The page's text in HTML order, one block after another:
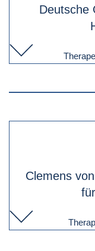
Deutsche
Clemens